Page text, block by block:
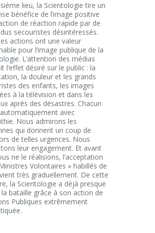
lieu, la Scientologie tire un
bénéfice de l’image positive
de réaction rapide par de
secouristes désintéressés.
actions ont une valeur
pour l’image publique de la
L’attention des médias
l’effet désiré sur le public : la
la douleur et les grands
des enfants, les images
à la télévision et dans les
après des désastres. Chacun
avec
Nous admirons les
qui donnent un coup de
de telles urgences. Nous
leur engagement. Et avant
ne le réalisions, l’acceptation
Volontaires » habillés de
très graduellement. De cette
la Scientologie a déjà presque
la bataille grâce à son action de
Publiques extrêmement